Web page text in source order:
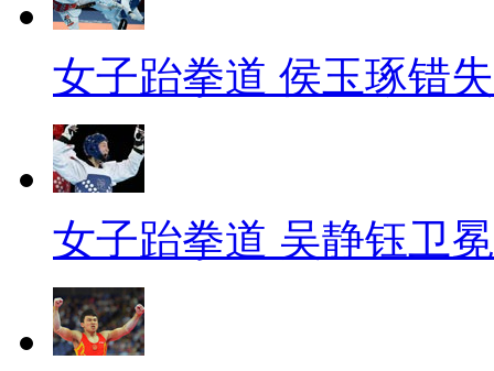
女子跆拳道 侯玉琢错
女子跆拳道 吴静钰卫冕